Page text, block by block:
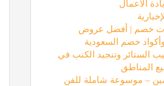
الأعمال
خصم | أفضل عروض
خصم السعودية
الستائر وتنجيد الكنب في
المناطق
– موسوعة شاملة للفن